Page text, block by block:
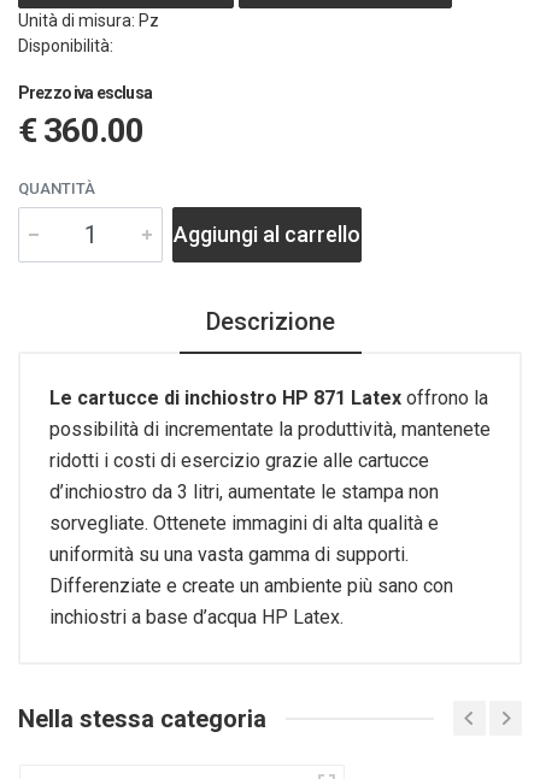
Unità di misura: Pz
Disponibilità:
Prezzo iva esclusa
€ 360.00
QUANTITÀ
Aggiungi al carrello
Descrizione
Le cartucce di inchiostro HP 871 Latex offrono la
possibilità di incrementate la produttività, mantenete
ridotti i costi di esercizio grazie alle cartucce
d’inchiostro da 3 litri, aumentate le stampa non
sorvegliate. Ottenete immagini di alta qualità e
uniformità su una vasta gamma di supporti.
Differenziate e create un ambiente più sano con
inchiostri a base d’acqua HP Latex.
Nella stessa categoria